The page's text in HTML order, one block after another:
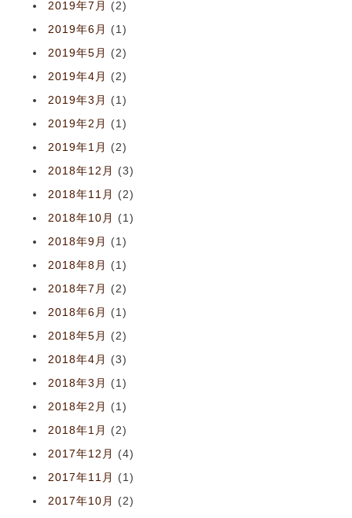
2019年7月
(2)
2019年6月
(1)
2019年5月
(2)
2019年4月
(2)
2019年3月
(1)
2019年2月
(1)
2019年1月
(2)
2018年12月
(3)
2018年11月
(2)
2018年10月
(1)
2018年9月
(1)
2018年8月
(1)
2018年7月
(2)
2018年6月
(1)
2018年5月
(2)
2018年4月
(3)
2018年3月
(1)
2018年2月
(1)
2018年1月
(2)
2017年12月
(4)
2017年11月
(1)
2017年10月
(2)